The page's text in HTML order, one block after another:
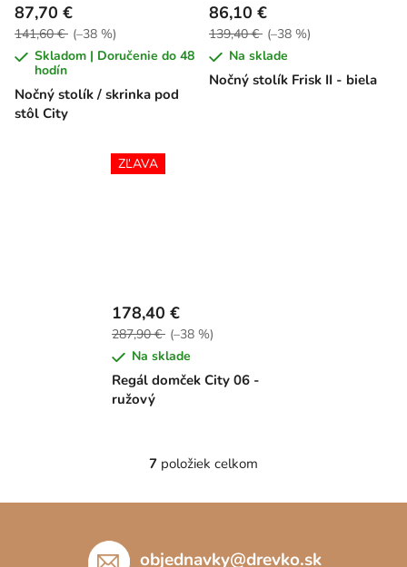
Nočný stolík / skrinka pod
stôl City
87,70 €
141,60 € (–38 %)
Skladom | Doručenie do 48
hodín
Nočný stolík Frisk II - biela
86,10 €
139,40 € (–38 %)
Na sklade
ZĽAVA
Regál domček City 06 -
ružový
178,40 €
287,90 € (–38 %)
Na sklade
O
d
7 položiek celkom
objednavky@drevko.sk